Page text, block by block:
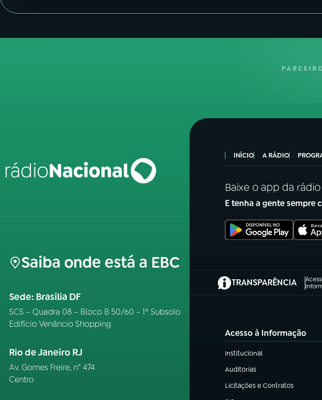
Saiba onde está a EBC
Sede: Brasília DF
SCS – Quadra 08 – Bloco B 50/60 – 1º Subsolo
Edifício Venâncio Shopping
Rio de Janeiro RJ
Av. Gomes Freire, n° 474
Centro
INÍCIO A RÁDIO
Baixe o app da
E tenha a gente sempre
TRANSPARÊNCIA
(abre em nova aba)
Acesso à Informação
Institucional
(abre em nova aba)
Auditorias
(abre em nova aba)
Licitações e Contratos
(abre em nova aba)